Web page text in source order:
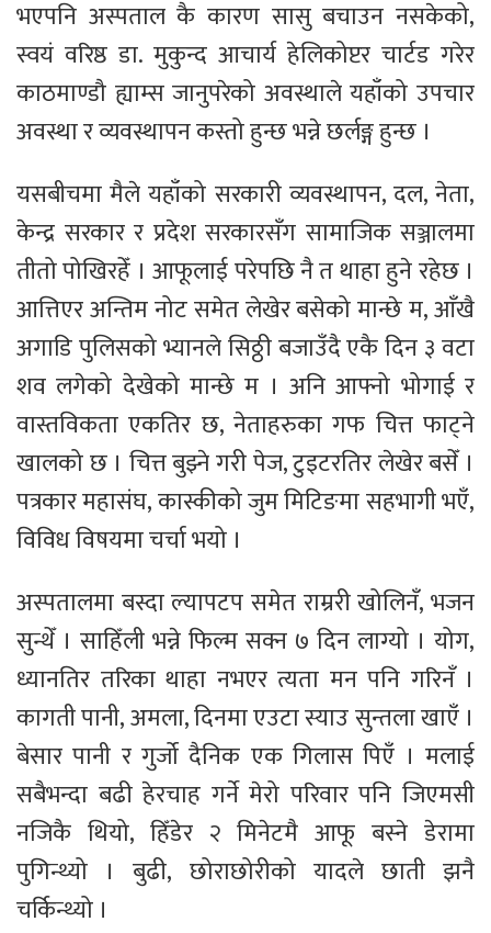
भएपनि अस्पताल कै कारण सासु बचाउन नसकेको,
स्वयं वरिष्ठ डा. मुकुन्द आचार्य हेलिकोप्टर चार्टड गरेर
काठमाण्डौ ह्याम्स जानुपरेको अवस्थाले यहाँको उपचार
अवस्था र व्यवस्थापन कस्तो हुन्छ भन्ने छर्लङ्ग हुन्छ ।
यसबीचमा मैले यहाँको सरकारी व्यवस्थापन, दल, नेता,
केन्द्र सरकार र प्रदेश सरकारसँग सामाजिक सञ्जालमा
तीतो पोखिरहेँ । आफूलाई परेपछि नै त थाहा हुने रहेछ ।
आत्तिएर अन्तिम नोट समेत लेखेर बसेको मान्छे म, आँखै
अगाडि पुलिसको भ्यानले सिठ्ठी बजाउँदै एकै दिन ३ वटा
शव लगेको देखेको मान्छे म । अनि आफ्नो भोगाई र
वास्तविकता एकतिर छ, नेताहरुका गफ चित्त फाट्ने
खालको छ । चित्त बुझ्ने गरी पेज, टुइटरतिर लेखेर बसेँ ।
पत्रकार महासंघ, कास्कीको जुम मिटिङमा सहभागी भएँ,
विविध विषयमा चर्चा भयो ।
अस्पतालमा बस्दा ल्यापटप समेत राम्ररी खोलिनँ, भजन
सुन्थेँ । साहिँली भन्ने फिल्म सक्न ७ दिन लाग्यो । योग,
ध्यानतिर तरिका थाहा नभएर त्यता मन पनि गरिनँ ।
कागती पानी, अमला, दिनमा एउटा स्याउ सुन्तला खाएँ ।
बेसार पानी र गुर्जो दैनिक एक गिलास पिएँ । मलाई
सबैभन्दा बढी हेरचाह गर्ने मेरो परिवार पनि जिएमसी
नजिकै थियो, हिँडेर २ मिनेटमै आफू बस्ने डेरामा
पुगिन्थ्यो । बुढी, छोराछोरीको यादले छाती झनै
चर्किन्थ्यो ।